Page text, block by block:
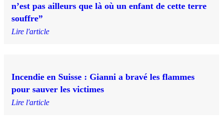
n’est pas ailleurs que là où un enfant de cette terre
souffre”
Lire l'article
Incendie en Suisse : Gianni a bravé les flammes
pour sauver les victimes
Lire l'article